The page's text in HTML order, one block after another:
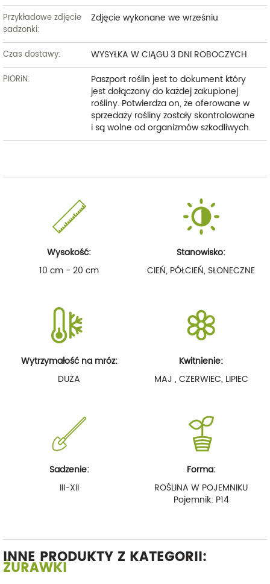
Przykładowe zdjęcie
sadzonki:
Zdjęcie wykonane we wrześniu
Czas dostawy: WYSYŁKA W CIĄGU 3 DNI ROBOCZYCH
PIORiN:
Paszport roślin jest to dokument który
jest dołączony do każdej zakupionej
rośliny. Potwierdza on, że oferowane w
sprzedaży rośliny zostały skontrolowane
i są wolne od organizmów szkodliwych.
Wysokość:
10 cm - 20 cm
Stanowisko:
CIEŃ, PÓŁCIEŃ, SŁONECZNE
Wytrzymałość na mróz:
DUŻA
Kwitnienie:
MAJ , CZERWIEC, LIPIEC
Sadzenie:
III-XII
Forma:
ROŚLINA W POJEMNIKU
Pojemnik: P14
INNE PRODUKTY Z KATEGORII:
ŻURAWKI